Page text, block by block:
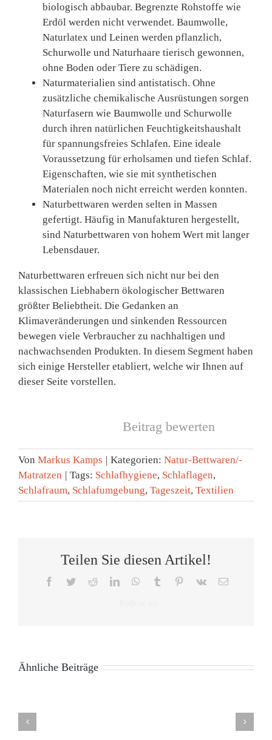
biologisch abbaubar. Begrenzte Rohstoffe wie
Erdöl werden nicht verwendet. Baumwolle,
Naturlatex und Leinen werden pflanzlich,
Schurwolle und Naturhaare tierisch gewonnen,
ohne Boden oder Tiere zu schädigen.
Naturmaterialien sind antistatisch. Ohne
zusätzliche chemikalische Ausrüstungen sorgen
Naturfasern wie Baumwolle und Schurwolle
durch ihren natürlichen Feuchtigkeitshaushalt
für spannungsfreies Schlafen. Eine ideale
Voraussetzung für erholsamen und tiefen Schlaf.
Eigenschaften, wie sie mit synthetischen
Materialen noch nicht erreicht werden konnten.
Naturbettwaren werden selten in Massen
gefertigt. Häufig in Manufakturen hergestellt,
sind Naturbettwaren von hohem Wert mit langer
Lebensdauer.
Naturbettwaren erfreuen sich nicht nur bei den
klassischen Liebhabern ökologischer Bettwaren
größter Beliebtheit. Die Gedanken an
Klimaveränderungen und sinkenden Ressourcen
bewegen viele Verbraucher zu nachhaltigen und
nachwachsenden Produkten. In diesem Segment haben
sich einige Hersteller etabliert, welche wir Ihnen auf
dieser Seite vorstellen.
Beitrag bewerten
Von Markus Kamps | Kategorien: Natur-Bettwaren/-
Matratzen | Tags: Schlafhygiene, Schlaflagen,
Schlafraum, Schlafumgebung, Tageszeit, Textilien
Teilen Sie diesen Artikel!
Facebook
TwitterRedditLinkedInWhatsApp
Tumblr Pinterest
Vk
E-
Ähnliche Beiträge
Naturbettwaren